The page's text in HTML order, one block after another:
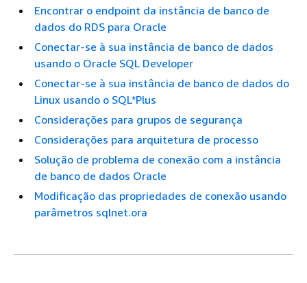
Encontrar o endpoint da instância de banco de
dados do RDS para Oracle
Conectar-se à sua instância de banco de dados
usando o Oracle SQL Developer
Conectar-se à sua instância de banco de dados do
Linux usando o SQL*Plus
Considerações para grupos de segurança
Considerações para arquitetura de processo
Solução de problema de conexão com a instância
de banco de dados Oracle
Modificação das propriedades de conexão usando
parâmetros sqlnet.ora